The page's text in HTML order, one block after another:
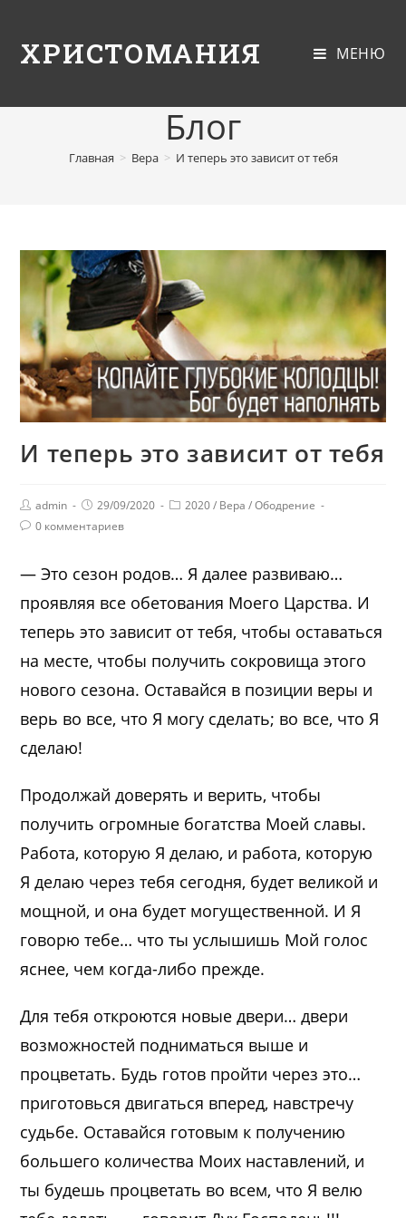
ХРИСТОМАНИЯ МЕНЮ
Блог
Главная > Вера > И теперь это зависит от тебя
И теперь это зависит от тебя
admin 29/09/2020 2020 / Вера / Ободрение
0 комментариев
— Это сезон родов… Я далее развиваю…
проявляя все обетования Моего Царства. И
теперь это зависит от тебя, чтобы оставаться
на месте, чтобы получить сокровища этого
нового сезона. Оставайся в позиции веры и
верь во все, что Я могу сделать; во все, что Я
сделаю!
Продолжай доверять и верить, чтобы
получить огромные богатства Моей славы.
Работа, которую Я делаю, и работа, которую
Я делаю через тебя сегодня, будет великой и
мощной, и она будет могущественной. И Я
говорю тебе… что ты услышишь Мой голос
яснее, чем когда-либо прежде.
Для тебя откроются новые двери… двери
возможностей подниматься выше и
процветать. Будь готов пройти через это…
приготовься двигаться вперед, навстречу
судьбе. Оставайся готовым к получению
большего количества Моих наставлений, и
ты будешь процветать во всем, что Я велю